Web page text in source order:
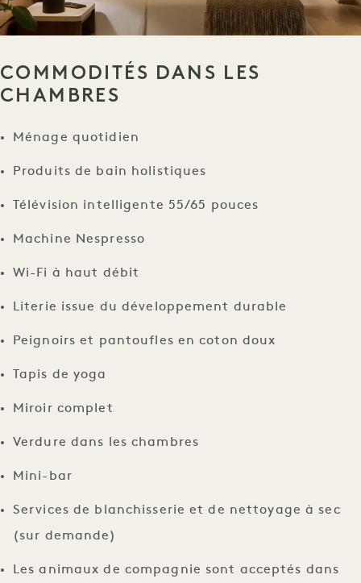
COMMODITÉS DANS LES
CHAMBRES
Ménage quotidien
Produits de bain holistiques
Télévision intelligente 55/65 pouces
Machine Nespresso
Wi-Fi à haut débit
Literie issue du développement durable
Peignoirs et pantoufles en coton doux
Tapis de yoga
Miroir complet
Verdure dans les chambres
Mini-bar
Services de blanchisserie et de nettoyage à sec
(sur demande)
Les animaux de compagnie sont acceptés dans